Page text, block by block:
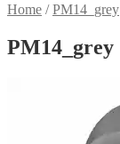
Home /PM14_grey
PM14_grey